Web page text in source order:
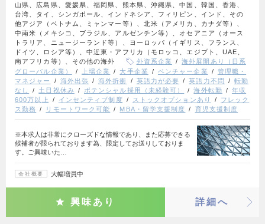
山県、広島県、愛媛県、福岡県、熊本県、沖縄県、中国、韓国、香港、
台湾、タイ、シンガポール、インドネシア、フィリピン、インド、その
他アジア（ベトナム、ミャンマー等）、北米（アメリカ、カナダ等）、
中南米（メキシコ、ブラジル、アルゼンチン等）、オセアニア（オース
トラリア、ニュージーランド等）、ヨーロッパ（イギリス、フランス、
ドイツ、ロシア等）、中近東・アフリカ（モロッコ、エジプト、UAE、
南アフリカ等）、その他の海外
外資系企業
海外展開あり（日系
グローバル企業）
上場企業 大手企業 ベンチャー企業
管理職・
マネジャー
海外出張 海外折衝 英語力が必要 英語力不問
転勤
なし
土日祝休み ポテンシャル採用（未経験可） 海外転勤
年収
600万以上
インセンティブ制度 ストックオプションあり
フレック
ス勤務
リモートワーク可能 MBA・留学支援制度 育児支援制度
※本求人は非常にクローズドな情報であり、また応募できる
候補者が限られております為、限定してお送りしておりま
す。ご興味いた…
会社概要 大幅増員中
興味あり 詳細へ